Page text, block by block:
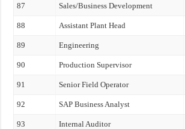
87 Sales/Business Development
88 Assistant Plant Head
89 Engineering
90 Production Supervisor
91 Senior Field Operator
92 SAP Business Analyst
93 Internal Auditor